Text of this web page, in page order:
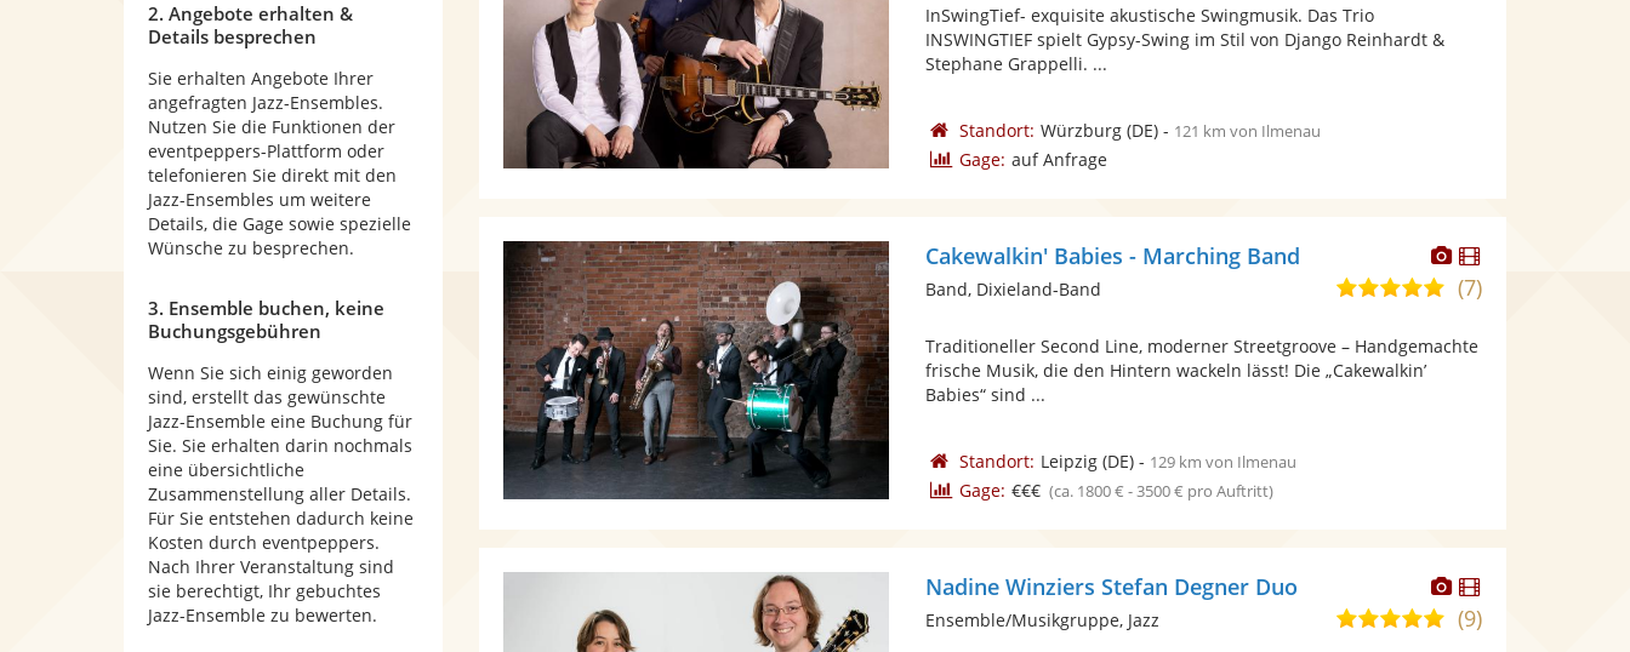
Sternen
InSwingTief- exquisite akustische Swingmusik. Das Trio
INSWINGTIEF spielt Gypsy-Swing im Stil von Django Reinhardt &
Stephane Grappelli. ...
Standort: Würzburg(DE)- 121 km von Ilmenau
Gage: auf Anfrage
Dieser
Künstler
stellt
Fotos
bereit.
Dieser
Künstler
Cakewalkin' Babies - Marching Band
5,0
5
(7)
Band, Dixieland-Band
Traditioneller Second Line, moderner Streetgroove – Handgemachte
frische Musik, die den Hintern wackeln lässt! Die „Cakewalkin’
Babies“ sind ...
Standort: Leipzig(DE)- 129 km von Ilmenau
Gage: €€€ (ca. 1800 € - 3500 € pro Auftritt)
Dieser
Künstler
stellt
Dieser
Künstler
Nadine Winziers Stefan Degner Duo
5,0(9)
Ensemble/Musikgruppe, Jazz
2. Angebote erhalten &
Details besprechen
Sie erhalten Angebote Ihrer
angefragten Jazz-Ensembles.
Nutzen Sie die Funktionen der
eventpeppers-Plattform oder
telefonieren Sie direkt mit den
Jazz-Ensembles um weitere
Details, die Gage sowie spezielle
Wünsche zu besprechen.
3. Ensemble buchen, keine
Buchungsgebühren
Wenn Sie sich einig geworden
sind, erstellt das gewünschte
Jazz-Ensemble eine Buchung für
Sie. Sie erhalten darin nochmals
eine übersichtliche
Zusammenstellung aller Details.
Für Sie entstehen dadurch keine
Kosten durch eventpeppers.
Nach Ihrer Veranstaltung sind
sie berechtigt, Ihr gebuchtes
Jazz-Ensemble zu bewerten.